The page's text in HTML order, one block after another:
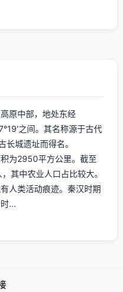
原中部，地处东经
之间。其名称源于古代
长城遗址而得名。
为2950平方公里。截至
其中农业人口占比较大。
人类活动痕迹。秦汉时期
...